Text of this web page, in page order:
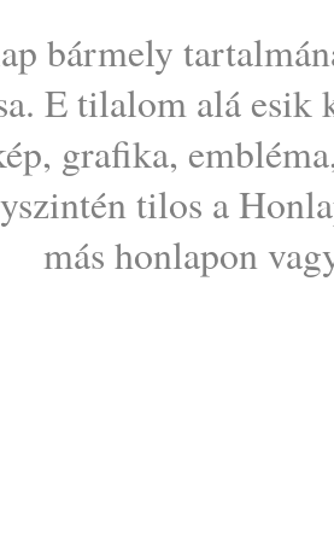
bármely
E tilalom alá esik
grafika,
tilos a
más honlapon